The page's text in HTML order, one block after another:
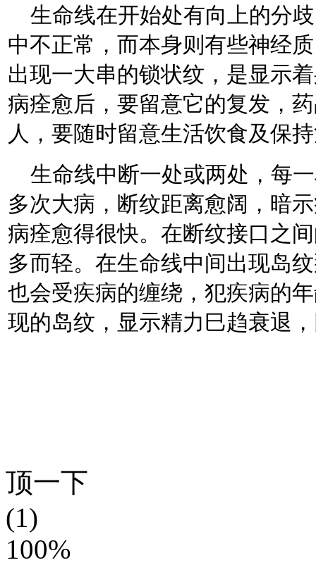
生命线在开始处有向上的分
中不正常，而本身则有些神经
出现一大串的锁状纹，是显示
病痊愈后，要留意它的复发，
人，要随时留意生活饮食及保
生命线中断一处或两处，每
多次大病，断纹距离愈阔，暗
病痊愈得很快。在断纹接口之
多而轻。在生命线中间出现岛
也会受疾病的缠绕，犯疾病的
现的岛纹，显示精力巳趋衰退
顶一下
(1)
100%